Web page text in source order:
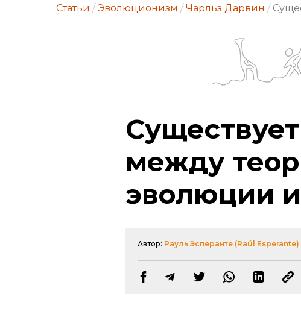
Статьи / Эволюционизм / Чарльз Дарвин /
между
эволюции
Автор: Рауль Эсперанте (Raúl Esperante)